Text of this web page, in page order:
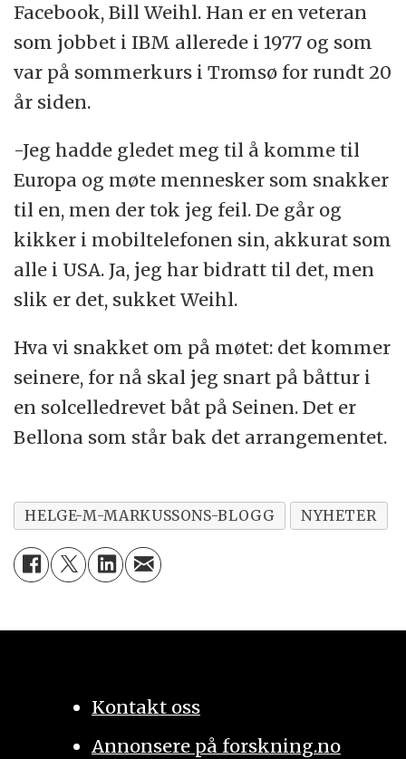
Facebook, Bill Weihl. Han er en veteran
som jobbet i IBM allerede i 1977 og som
var på sommerkurs i Tromsø for rundt 20
år siden.
-Jeg hadde gledet meg til å komme til
Europa og møte mennesker som snakker
til en, men der tok jeg feil. De går og
kikker i mobiltelefonen sin, akkurat som
alle i USA. Ja, jeg har bidratt til det, men
slik er det, sukket Weihl.
Hva vi snakket om på møtet: det kommer
seinere, for nå skal jeg snart på båttur i
en solcelledrevet båt på Seinen. Det er
Bellona som står bak det arrangementet.
HELGE-M-MARKUSSONS-BLOGG NYHETER
Kontakt oss
Annonsere på forskning.no